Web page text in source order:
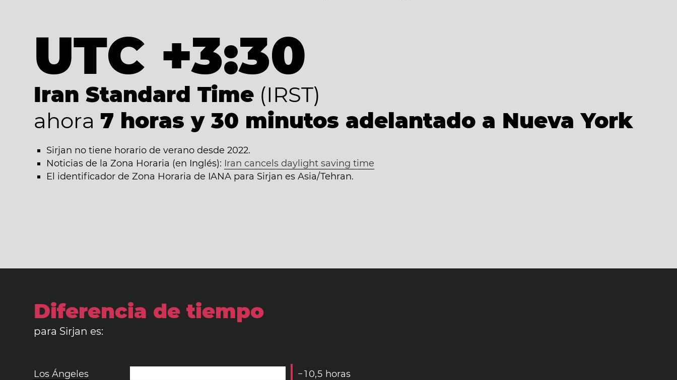
UTC +3:30
Iran Standard Time (IRST)
ahora 7 horas y 30 minutos adelantado a Nueva York
Sirjan no tiene horario de verano desde 2022.
Noticias de la Zona Horaria (en Inglés): Iran cancels daylight saving time
El identificador de Zona Horaria de IANA para Sirjan es Asia/Tehran.
Diferencia de tiempo
para Sirjan es:
Los Ángeles −1 0,5 horas